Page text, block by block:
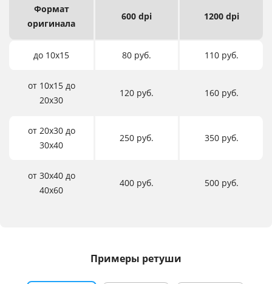
Формат
оригинала
600 dpi 1200 dpi
до 10х15 80 руб. 110 руб.
от 10х15 до
20х30
120 руб. 160 руб.
от 20х30 до
30х40
250 руб. 350 руб.
от 30х40 до
40х60
400 руб. 500 руб.
Примеры ретуши